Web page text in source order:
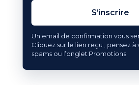
S’inscrire
Un email de confirmation vous
Cliquez sur le lien reçu ; pensez à
spams ou l’onglet Promotions.